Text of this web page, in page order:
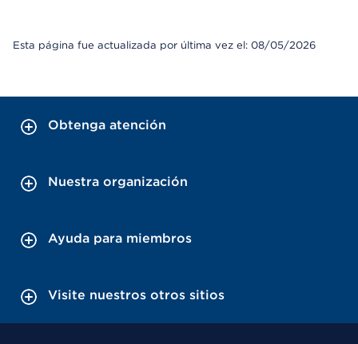
Esta página fue actualizada por última vez el: 08/05/2026
Obtenga atención
Nuestra organización
Ayuda para miembros
Visite nuestros otros sitios